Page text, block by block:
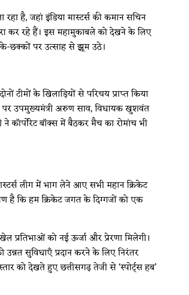
है, जहां इंडिया मास्टर्स की कमान सचिन
कर रहे हैं। इस महामुकाबले को देखने के लिए
छक्कों पर उत्साह से झूम उठे।
टीमों के खिलाड़ियों से परिचय प्राप्त किया
उपमुख्यमंत्री अरुण साव, विधायक खुशवंत
कॉर्पोरेट बॉक्स में बैठकर मैच का रोमांच भी
लीग में भाग लेने आए सभी महान क्रिकेट
है कि हम क्रिकेट जगत के दिग्गजों को एक
प्रतिभाओं को नई ऊर्जा और प्रेरणा मिलेगी।
सुविधाएँ प्रदान करने के लिए निरंतर
को देखते हुए छत्तीसगढ़ तेजी से ‘स्पोर्ट्स हब’